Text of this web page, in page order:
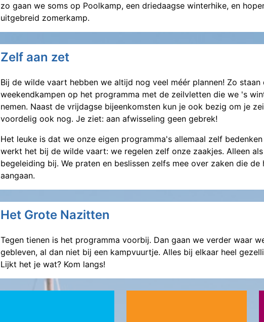
zo gaan we soms op Poolkamp, een driedaagse winterhike, en
uitgebreid zomerkamp.
Zelf aan zet
Bij de wilde vaart hebben we altijd nog veel méér plannen! Zo staan
weekendkampen op het programma met de zeilvletten die we 's
nemen. Naast de vrijdagse bijeenkomsten kun je ook bezig om je
voordelig ook nog. Je ziet: aan afwisseling geen gebrek!
Het leuke is dat we onze eigen programma's allemaal zelf
werkt het bij de wilde vaart: we regelen zelf onze zaakjes. Alleen
begeleiding bij. We praten en beslissen zelfs mee over zaken die
aangaan.
Het Grote Nazitten
Tegen tienen is het programma voorbij. Dan gaan we verder waar
gebleven, al dan niet bij een kampvuurtje. Alles bij elkaar heel
Lijkt het je wat? Kom langs!